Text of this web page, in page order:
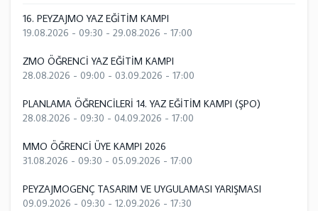
16. PEYZAJMO YAZ EĞİTİM KAMPI
19.08.2026 - 09:30 - 29.08.2026 - 17:00
ZMO ÖĞRENCİ YAZ EĞİTİM KAMPI
28.08.2026 - 09:00 - 03.09.2026 - 17:00
PLANLAMA ÖĞRENCİLERİ 14. YAZ EĞİTİM KAMPI (ŞPO)
28.08.2026 - 09:30 - 04.09.2026 - 17:00
MMO ÖĞRENCİ ÜYE KAMPI 2026
31.08.2026 - 09:30 - 05.09.2026 - 17:00
PEYZAJMOGENÇ TASARIM VE UYGULAMASI YARIŞMASI
09.09.2026 - 09:30 - 12.09.2026 - 17:30